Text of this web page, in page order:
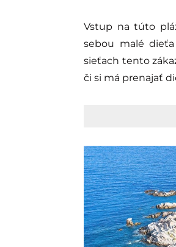
Vstup na túto
sebou malé
sieťach tento
či si má prenajať